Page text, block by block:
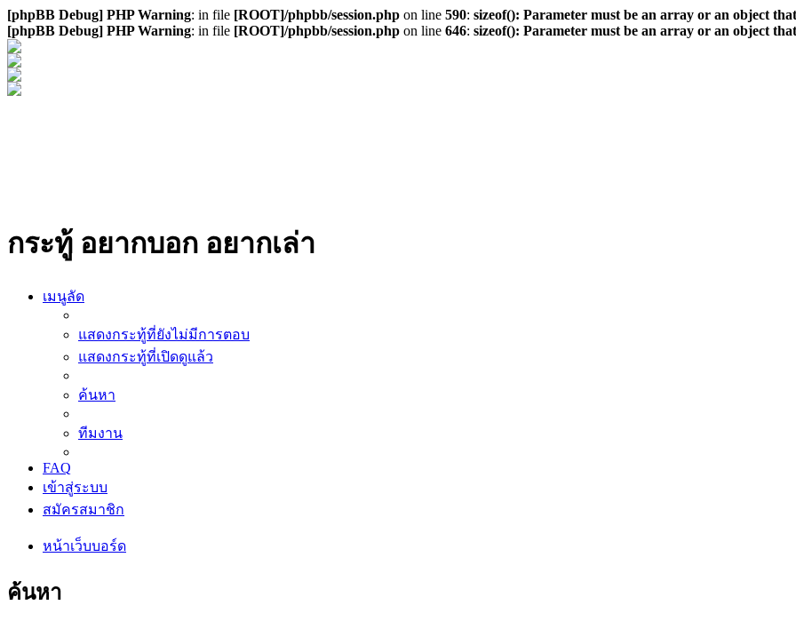
[phpBB Debug] PHP Warning: in file [ROOT]/phpbb/session.php on line 590: sizeof(): Parameter must be an array or an object
[phpBB Debug] PHP Warning: in file [ROOT]/phpbb/session.php on line 646: sizeof(): Parameter must be an array or an object
กระทู้ อยากบอก อยากเล่า
เมนูลัด
แสดงกระทู้ที่ยังไม่มีการตอบ
แสดงกระทู้ที่เปิดดูแล้ว
ค้นหา
ทีมงาน
FAQ
เข้าสู่ระบบ
สมัครสมาชิก
หน้าเว็บบอร์ด
ค้นหา